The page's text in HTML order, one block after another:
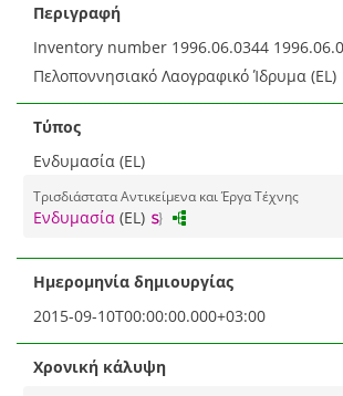
Περιγραφή
Inventory number 1996.06.0344
Πελοποννησιακό Λαογραφικό Ίδρυμα (EL)
Τύπος
Ενδυμασία (EL)
Τρισδιάστατα Αντικείμενα και Έργα Τέχνης
Ενδυμασία (EL)
Ημερομηνία δημιουργίας
2015-09-10T00:00:00.000+03:00
Χρονική κάλυψη